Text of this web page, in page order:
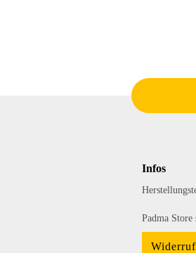
Infos
Padma